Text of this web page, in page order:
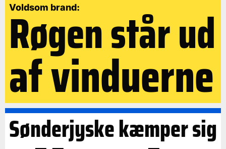
Voldsom brand:
Røgen står ud
af vinduerne
Sønderjyske kæmper sig